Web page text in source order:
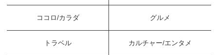
ココロ/カラダ グルメ
トラベル カルチャー/エンタメ